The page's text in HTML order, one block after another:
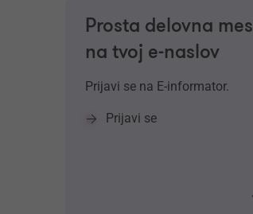
Prosta delovna
na tvoj e-naslov
Prijavi se na E-informator.
Prijavi se